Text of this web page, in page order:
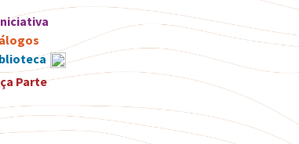
Parte